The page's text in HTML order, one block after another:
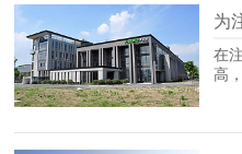
在
高